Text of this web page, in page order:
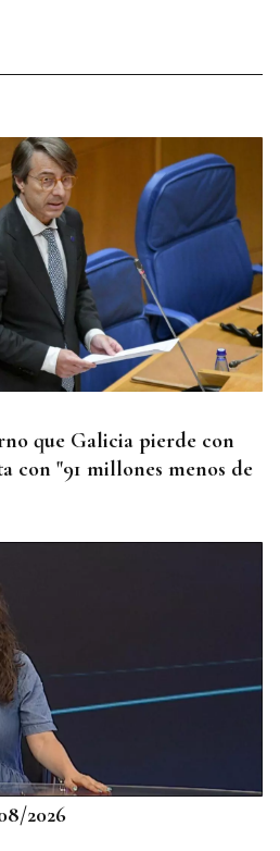
Legal de Ceuta recibe los
fallecidos
que Galicia pierde con
con "91 millones menos de
2026